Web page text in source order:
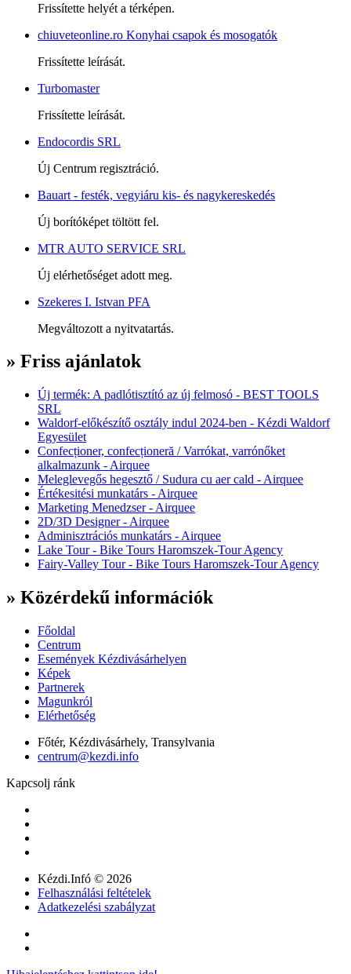
Frissítette helyét a térképen.
chiuveteonline.ro Konyhai csapok és mosogatók
Frissítette leírását.
Turbomaster
Frissítette leírását.
Endocordis SRL
Új Centrum regisztráció.
Bauart - festék, vegyiáru kis- és nagykereskedés
Új borítóképet töltött fel.
MTR AUTO SERVICE SRL
Új elérhetőséget adott meg.
Szekeres I. Istvan PFA
Megváltozott a nyitvatartás.
» Friss ajánlatok
Új termék: A padlótisztító az új felmosó - BEST TOOLS
SRL
Waldorf-előkészítő osztály indul 2024-ben - Kézdi Waldorf
Egyesület
Confecționer, confecționeră / Varrókat, varrónőket
alkalmazunk - Airquee
Meleglevegős hegesztő / Sudura cu aer cald - Airquee
Értékesitési munkatárs - Airquee
Marketing Menedzser - Airquee
2D/3D Designer - Airquee
Adminisztrációs munkatárs - Airquee
Lake Tour - Bike Tours Haromszek-Tour Agency
Fairy-Valley Tour - Bike Tours Haromszek-Tour Agency
» Közérdekű információk
Főoldal
Centrum
Események Kézdivásárhelyen
Képek
Partnerek
Magunkról
Elérhetőség
Főtér, Kézdivásárhely, Transylvania
centrum@kezdi.info
Kapcsolj ránk
Kézdi.Infó © 2026
Felhasználási feltételek
Adatkezelési szabályzat